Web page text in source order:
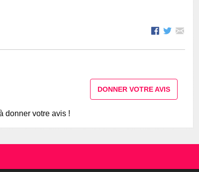
DONNER VOTRE AVIS
donner votre avis !